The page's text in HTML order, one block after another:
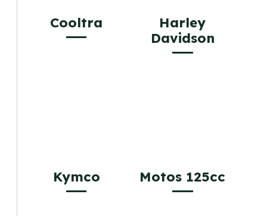
Cooltra
Harley
Davidson
Kymco Motos 125cc